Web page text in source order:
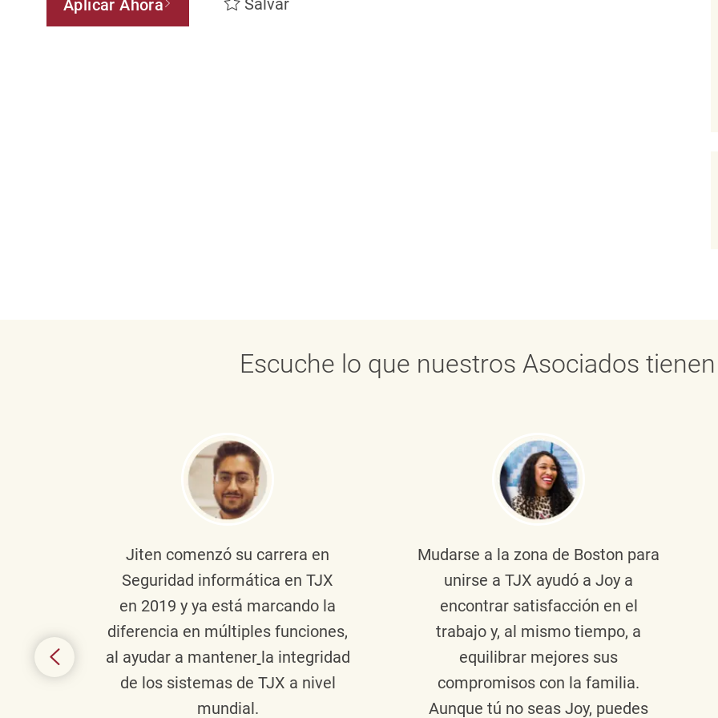
Aplicar Ahora Salvar
Escuche lo que nuestros Asociados
Jiten comenzó su carrera en
Seguridad informática en TJX
en 2019 y ya está marcando la
diferencia en múltiples funciones,
al ayudar a mantener la integridad
de los sistemas de TJX a nivel
mundial.
Mudarse a la zona de Boston para
unirse a TJX ayudó a Joy a
encontrar satisfacción en el
trabajo y, al mismo tiempo, a
equilibrar mejores sus
compromisos con la familia.
Aunque tú no seas Joy, puedes